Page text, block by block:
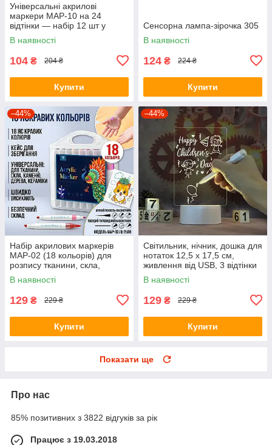
Універсальні акрилові
маркери MAP-10 на 24
відтінки — набір 12 шт у
зручному кейсі для творчості
та декору
В наявності
104 ₴ 204 ₴
Купити
Сенсорна лампа-зірочка 305
В наявності
124 ₴ 224 ₴
Купити
–44%
Набір акрилових маркерів
MAP-02 (18 кольорів) для
розпису тканини, скла,
каменю та кераміки
В наявності
129 ₴ 229 ₴
Купити
–44%
Світильник, нічник, дошка для
нотаток 12,5 х 17,5 см,
живлення від USB, 3 відтінки
підсвічування, з крейдовим
маркером
В наявності
129 ₴ 229 ₴
Купити
Показати ще
Про нас
85% позитивних з 3822 відгуків за рік
Працює з 19.03.2018